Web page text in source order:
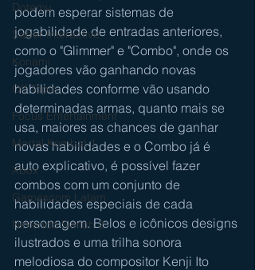
Dotemu
Saber Interactive
Konami
Off Topic
Focus Entertainment
Mortal Kombat 1
Xbox
Gamescom Latam
Nintendo Switch 2
podem esperar sistemas de
jogabilidade de entradas anteriores,
como o "Glimmer" e "Combo", onde os
jogadores vão ganhando novas
habilidades conforme vão usando
determinadas armas, quanto mais se
usa, maiores as chances de ganhar
novas habilidades e o Combo já é
auto explicativo, é possível fazer
combos com um conjunto de
habilidades especiais de cada
personagem. Belos e icônicos designs
ilustrados e uma trilha sonora
melodiosa do compositor Kenji Ito